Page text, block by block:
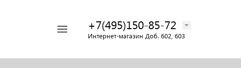
+7(495)150-85-72
Интернет-магазин Доб. 602, 603